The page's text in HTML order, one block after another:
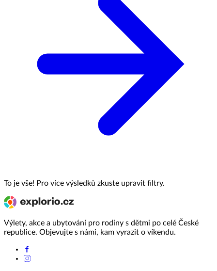
To je vše! Pro více výsledků zkuste upravit filtry.
Výlety, akce a ubytování pro rodiny s dětmi po celé České
republice. Objevujte s námi, kam vyrazit o víkendu.